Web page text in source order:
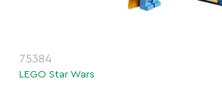
75384
LEGO Star Wars